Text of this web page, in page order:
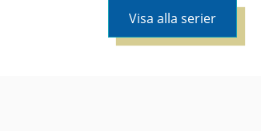
Visa alla serier